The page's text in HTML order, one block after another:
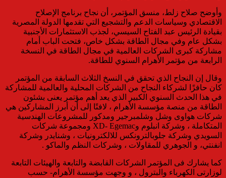
وأوضح صلاح زلط، منسق المؤتمر، أن نجاح برنامج الإصلاح
الاقتصادي وسياسات الدعم والتشجيع التي تقدمها الدولة المصرية
بقيادة الرئيس عبد الفتاح السيسي، لجذب الاستثمارات الأجنبية
بشكل عام وفي مجال الطاقة بشكل خاص، فتحت الباب أمام
مشاركة كبرى الشركات العالمية في مجال الطاقة في النسخة
الرابعة من مؤتمر الأهرام السنوي للطاقة.
وقال إن النجاح الذي تحقق في النسخ الثلاث السابقة من المؤتمر
كان حافزًا لشركاء النجاح من الشركات المحلية والعالمية للمشاركة
في هذا الحدث السنوي الكبير الذي يعد أهم مؤتمر يعنى بشئون
الطاقة من منصة مؤسسة الأهرام ، لافتًا إلى أن أبرز المشاركين هي
شركات هواوى وشل وشلمبرجير ومدكور للمشروعات الهندسية
المتكاملة ، وشركة انبلوم وXD- Egemac ومجموعة شركات
السويدي وشركة جلوبالترونكس للالكترونيات ، وشنايدر وشركة
انفنتي، و الجوهري للمقاولات ، وشركات النظم والماكو .
كما يشارك فى المؤتمر الشركات القابضة والتابعة والهيئات التابعة
لوزارتى الكهرباء والبترول ، و وجهت مؤسسة الأهرام- حسب